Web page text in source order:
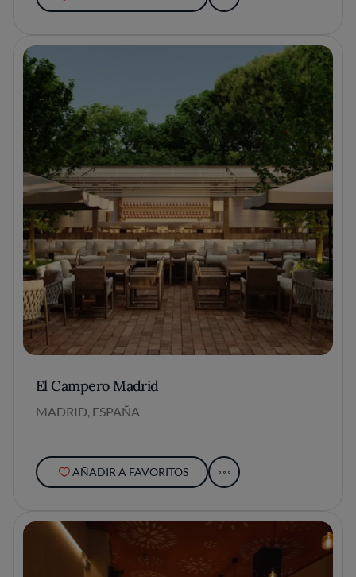
El Campero Madrid
MADRID, ESPAÑA
AÑADIR A FAVORITOS